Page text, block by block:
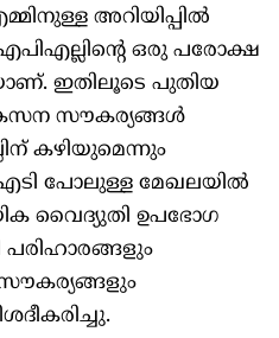
അറിയിപ്പിൽ
ഒരു പരോക്ഷ
ഇതിലൂടെ പുതിയ
സൗകര്യങ്ങൾ
കഴിയുമെന്നും
ഐടി പോലുള്ള മേഖലയിൽ
വൈദ്യുതി ഉപഭോഗ
പരിഹാരങ്ങളും